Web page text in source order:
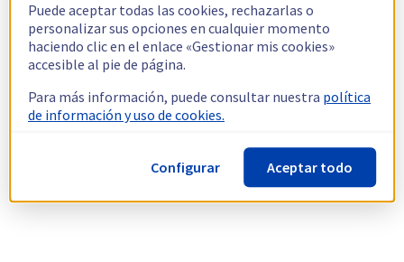
Puede aceptar todas las cookies, rechazarlas o
personalizar sus opciones en cualquier momento
haciendo clic en el enlace «Gestionar mis cookies»
accesible al pie de página.
Para más información, puede consultar nuestra política
de información y uso de cookies.
Configurar Aceptar todo